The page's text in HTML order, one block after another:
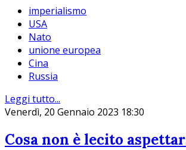
imperialismo
USA
Nato
unione europea
Cina
Russia
Leggi tutto...
Venerdì, 20 Gennaio 2023 18:30
Cosa non è lecito